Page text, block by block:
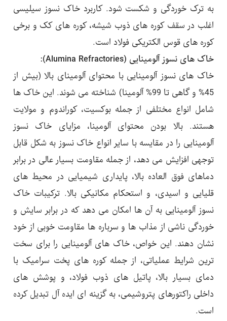
به ترک خوردگی و شکست شود. کاربرد خاک نسوز سیلیسی
اغلب در سقف کوره های ذوب شیشه، کوره های کک و برخی
کوره های قوس الکتریکی فولاد است.
خاک های نسوز آلومینایی (Alumina Refractories):
خاک های نسوز آلومینایی با محتوای آلومینای بالا (بیش از
45% و گاهی تا 99% آلومینا) شناخته می شوند. این خاک ها
شامل انواع مختلفی از جمله بوکسیت، کوراندوم و مولایت
هستند. بالا بودن محتوای آلومینا، مزایای خاک نسوز
آلومینایی را در مقایسه با سایر انواع خاک نسوز به شکل قابل
توجهی افزایش می دهد، از جمله مقاومت بسیار عالی در برابر
دماهای فوق العاده بالا، پایداری شیمیایی در محیط های
قلیایی و اسیدی، و استحکام مکانیکی بالا. ترکیبات خاک
نسوز آلومینایی به آن ها امکان می دهد که در برابر سایش و
خوردگی ناشی از مذاب ها و سرباره ها مقاومت خوبی از خود
نشان دهند. این خواص، خاک های آلومینایی را برای سخت
ترین شرایط عملیاتی، از جمله کوره های پخت سرامیک با
دمای بسیار بالا، پاتیل های ذوب فولاد، و پوشش های
داخلی راکتورهای پتروشیمی، به گزینه ای ایده آل تبدیل کرده
است.